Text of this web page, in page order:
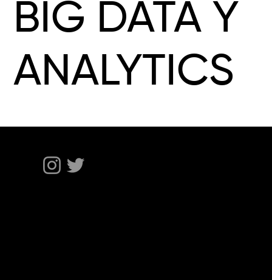
BIG DATA Y
ANALYTICS